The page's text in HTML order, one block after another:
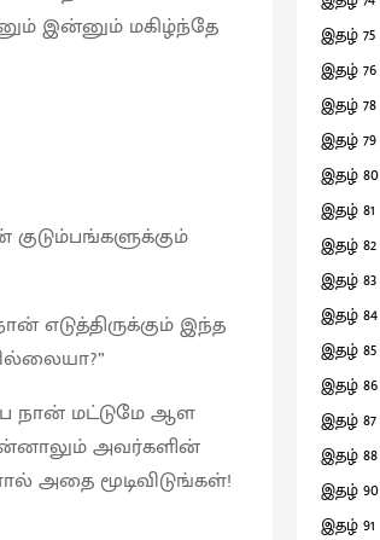
இன்னும் மகிழ்ந்தே
எடுத்திருக்கும் இந்த
நான் மட்டுமே ஆள
அவர்களின்
அதை மூடிவிடுங்கள்!
இதழ் 75
இதழ் 76
இதழ் 78
இதழ் 79
இதழ் 80
இதழ் 81
இதழ் 82
இதழ் 83
இதழ் 84
இதழ் 85
இதழ் 86
இதழ் 87
இதழ் 88
இதழ் 90
இதழ் 91